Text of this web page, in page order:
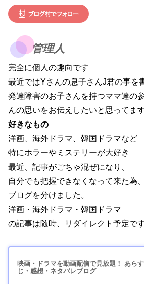
管理人
完全に個人の趣向です
最近ではYさんの息子さんJ君の事を
発達障害のお子さんを持つママ達の
んの思いをお伝えしたいと思ってま
好きなもの
洋画、海外ドラマ、韓国ドラマなど
特にホラーやミステリーが大好き
最近、記事がごちゃ混ぜになり、
自分でも把握できなくなって来た為、
ブログを分けました。
洋画・海外ドラマ・韓国ドラマ
の記事は随時、リダイレクト予定です
映画・ドラマを動画配信で見放題！ あらす
じ・感想・ネタバレブログ